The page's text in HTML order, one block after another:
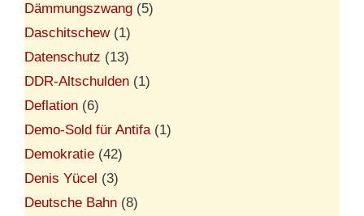
Dämmungszwang (5)
Daschitschew(1)
Datenschutz (13)
DDR-Altschulden (1)
Deflation (6)
Demo-Sold für Antifa(1)
Demokratie (42)
Denis Yücel (3)
Deutsche Bahn (8)